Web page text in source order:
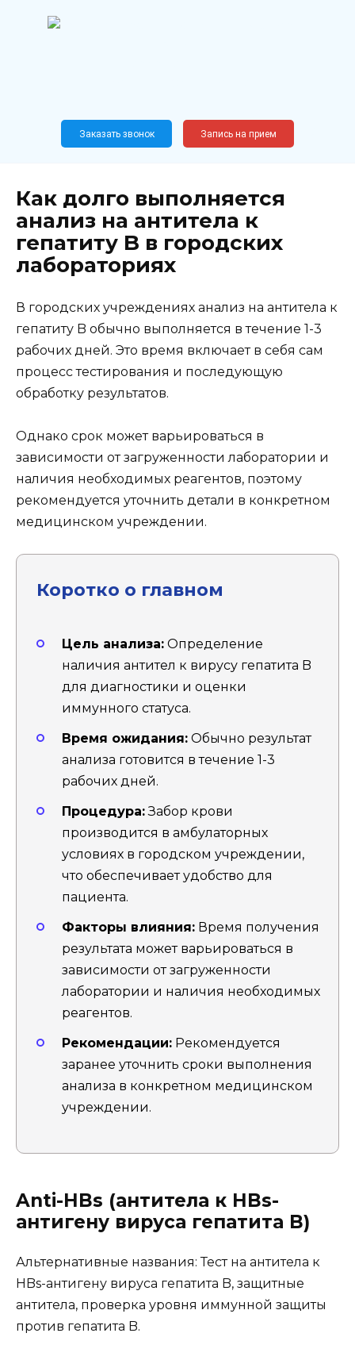
Новослободская, 62, к12
Заказать звонок Запись на прием
Как долго выполняется
анализ на антитела к
гепатиту B в городских
лабораториях
В городских учреждениях анализ на антитела к
гепатиту B обычно выполняется в течение 1-3
рабочих дней. Это время включает в себя сам
процесс тестирования и последующую
обработку результатов.
Однако срок может варьироваться в
зависимости от загруженности лаборатории и
наличия необходимых реагентов, поэтому
рекомендуется уточнить детали в конкретном
медицинском учреждении.
Коротко о главном
Цель анализа: Определение
наличия антител к вирусу гепатита B
для диагностики и оценки
иммунного статуса.
Время ожидания: Обычно результат
анализа готовится в течение 1-3
рабочих дней.
Процедура:Забор крови
производится в амбулаторных
условиях в городском учреждении,
что обеспечивает удобство для
пациента.
Факторы влияния: Время получения
результата может варьироваться в
зависимости от загруженности
лаборатории и наличия необходимых
реагентов.
Рекомендации: Рекомендуется
заранее уточнить сроки выполнения
анализа в конкретном медицинском
учреждении.
Anti-HBs (антитела к HBs-
антигену вируса гепатита B)
Альтернативные названия: Тест на антитела к
HBs-антигену вируса гепатита B, защитные
антитела, проверка уровня иммунной защиты
против гепатита B.